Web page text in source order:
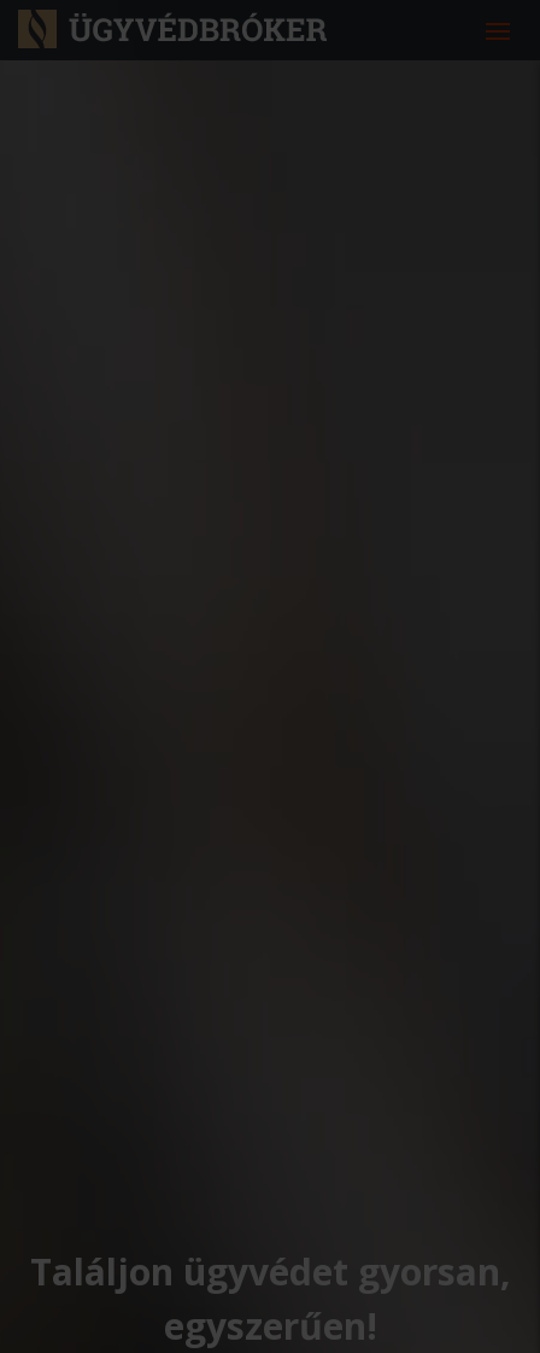
Találjon ügyvédet gyorsan,
egyszerűen!